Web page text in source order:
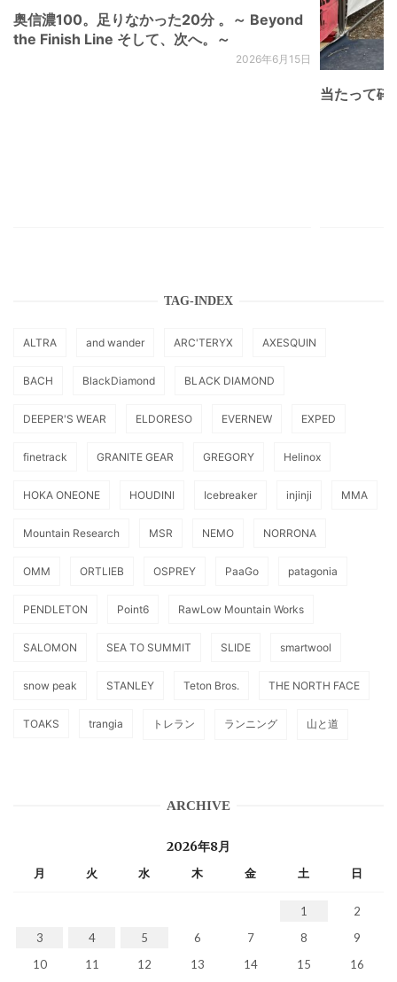
奥信濃100。足りなかった20分 。～ Beyond
the Finish Line そして、次へ。～
2026年6月15日
当たって砕
TAG-INDEX
ALTRA and wander ARC'TERYX AXESQUIN
BACH BlackDiamond BLACK DIAMOND
DEEPER'S WEAR ELDORESO EVERNEW EXPED
finetrack GRANITE GEAR GREGORY Helinox
HOKA ONEONE HOUDINI Icebreaker injinji MMA
Mountain Research MSR NEMO NORRONA
OMM ORTLIEB OSPREY PaaGo patagonia
PENDLETON Point6 RawLow Mountain Works
SALOMON SEA TO SUMMIT SLIDE smartwool
snow peak STANLEY Teton Bros. THE NORTH FACE
TOAKS trangia トレラン ランニング 山と道
ARCHIVE
2026年8月
月 火 水 木 金 土 日
1
2
3
4 5 6 7 8
9
10
11 12 13 14 15
16